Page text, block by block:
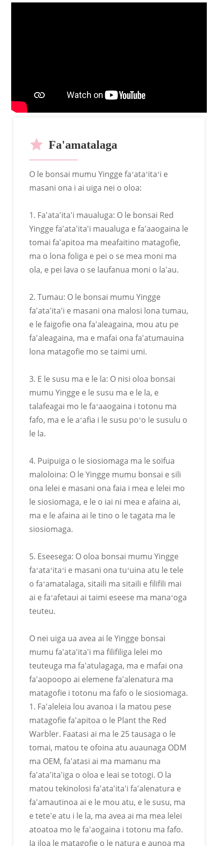
Fa'amatalaga
O le bonsai mumu Yingge faʻataʻitaʻi e
masani ona i ai uiga nei o oloa:
1. Fa'ata'ita'i maualuga: O le bonsai Red
Yingge fa'ata'ita'i maualuga e fa'aaogaina le
tomai fa'apitoa ma meafaitino matagofie,
ma o lona foliga e pei o se mea moni ma
ola, e pei lava o se laufanua moni o la'au.
2. Tumau: O le bonsai mumu Yingge
fa'ata'ita'i e masani ona malosi lona tumau,
e le faigofie ona fa'aleagaina, mou atu pe
fa'aleagaina, ma e mafai ona fa'atumauina
lona matagofie mo se taimi umi.
3. E le susu ma e le la: O nisi oloa bonsai
mumu Yingge e le susu ma e le la, e
talafeagai mo le faʻaaogaina i totonu ma
fafo, ma e le aʻafia i le susu poʻo le susulu o
le la.
4. Puipuiga o le siosiomaga ma le soifua
maloloina: O le Yingge mumu bonsai e sili
ona lelei e masani ona faia i mea e lelei mo
le siosiomaga, e le o iai ni mea e afaina ai,
ma e le afaina ai le tino o le tagata ma le
siosiomaga.
5. Eseesega: O oloa bonsai mumu Yingge
faʻataʻitaʻi e masani ona tuʻuina atu le tele
o faʻamatalaga, sitaili ma sitaili e filifili mai
ai e faʻafetaui ai taimi eseese ma manaʻoga
teuteu.
O nei uiga ua avea ai le Yingge bonsai
mumu fa'ata'ita'i ma filifiliga lelei mo
teuteuga ma fa'atulagaga, ma e mafai ona
fa'aopoopo ai elemene fa'alenatura ma
matagofie i totonu ma fafo o le siosiomaga.
1. Fa'aleleia lou avanoa i la matou pese
matagofie fa'apitoa o le Plant the Red
Warbler. Faatasi ai ma le 25 tausaga o le
tomai, matou te ofoina atu auaunaga ODM
ma OEM, fa'atasi ai ma mamanu ma
fa'ata'ita'iga o oloa e leai se totogi. O la
matou tekinolosi fa'ata'ita'i fa'alenatura e
fa'amautinoa ai e le mou atu, e le susu, ma
e tete'e atu i le la, ma avea ai ma mea lelei
atoatoa mo le fa'aogaina i totonu ma fafo.
Ia iloa le matagofie o le natura e aunoa ma
ODM
OEM
Ua Pasia Le Tusipasi ROHS
Ua Pasia Le Tusipasi BSCI
FA'ATA'ITA'IGA FA'ATAU VEVELA E
MAFAI ONA FA'AFETAUI
E mafai e faleoloa eseese ona fa'apitoa le tele o